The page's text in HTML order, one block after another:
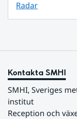
Radar
Kontakta SMHI
SMHI, Sveriges
institut
Reception och